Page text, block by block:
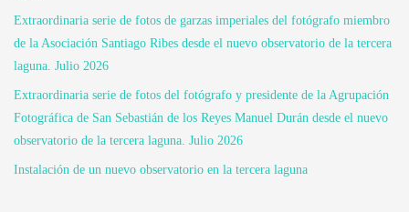
Extraordinaria serie de fotos de garzas imperiales del fotógrafo miembro
de la Asociación Santiago Ribes desde el nuevo observatorio de la tercera
laguna. Julio 2026
Extraordinaria serie de fotos del fotógrafo y presidente de la Agrupación
Fotográfica de San Sebastián de los Reyes Manuel Durán desde el nuevo
observatorio de la tercera laguna. Julio 2026
Instalación de un nuevo observatorio en la tercera laguna